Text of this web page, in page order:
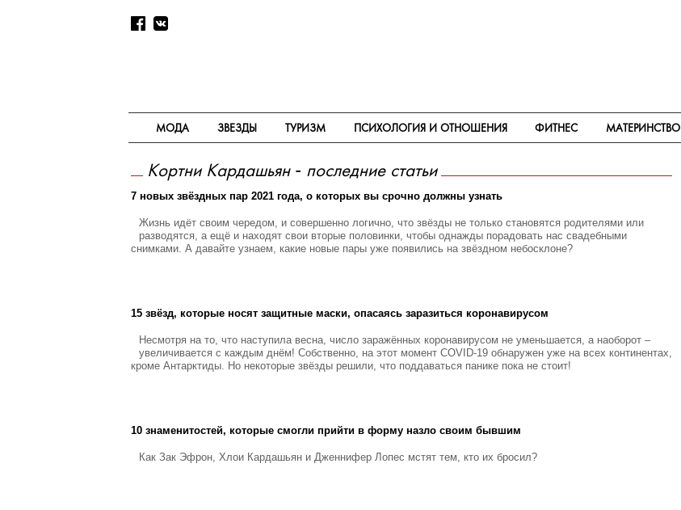
МОДА ЗВЕЗДЫ ТУРИЗМ ПСИХОЛОГИЯ И ОТНОШЕНИЯ ФИТНЕС МАТЕРИНСТВО
Кортни Кардашьян - последние статьи
7 новых звёздных пар 2021 года, о которых вы срочно должны узнать
Жизнь идёт своим чередом, и совершенно логично, что звёзды не только становятся родителями или
разводятся, а ещё и находят свои вторые половинки, чтобы однажды порадовать нас свадебными
снимками. А давайте узнаем, какие новые пары уже появились на звёздном небосклоне?
15 звёзд, которые носят защитные маски, опасаясь заразиться коронавирусом
Несмотря на то, что наступила весна, число заражённых коронавирусом не уменьшается, а наоборот –
увеличивается с каждым днём! Собственно, на этот момент COVID-19 обнаружен уже на всех континентах,
кроме Антарктиды. Но некоторые звёзды решили, что поддаваться панике пока не стоит!
10 знаменитостей, которые смогли прийти в форму назло своим бывшим
Как Зак Эфрон, Хлои Кардашьян и Дженнифер Лопес мстят тем, кто их бросил?